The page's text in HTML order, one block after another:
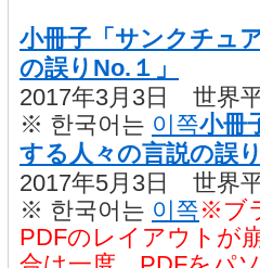
小冊子「サンクチュ
の誤りNo.１」
2017年3月3日 世界
※ 한국어는 이쪽小冊
する人々の言説の誤
2017年5月3日 世界
※ 한국어는 이쪽※ブ
PDFのレイアウトが